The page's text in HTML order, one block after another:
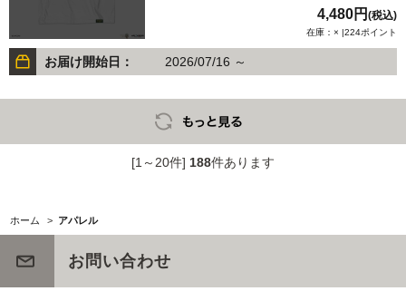
4,480円 (税込)
在庫：× |224ポイント
お届け開始日： 2026/07/16 ～
[1～20件] 188件あります
ホーム > アパレル
お問い合わせ